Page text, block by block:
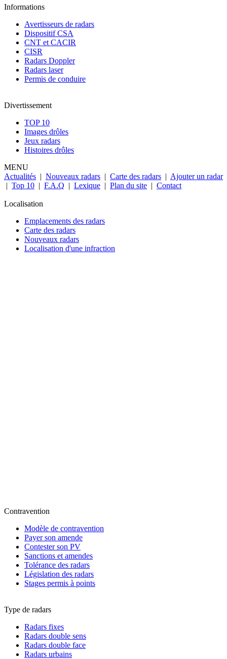
Informations
Avertisseurs de radars
Dispositif CSA
CNT et CACIR
CISR
Radars Doppler
Radars laser
Permis de conduire
Divertissement
TOP 10
Images drôles
Jeux radars
Histoires drôles
MENU
Actualités | Nouveaux radars | Carte des radars | Ajouter un radar
| Top 10 | F.A.Q | Lexique | Plan du site | Contact
Localisation
Emplacements des radars
Carte des radars
Nouveaux radars
Localisation d'une infraction
Contravention
Modèle de contravention
Payer son amende
Contester son PV
Sanctions et amendes
Tolérance des radars
Législation des radars
Stages permis à points
Type de radars
Radars fixes
Radars double sens
Radars double face
Radars urbains